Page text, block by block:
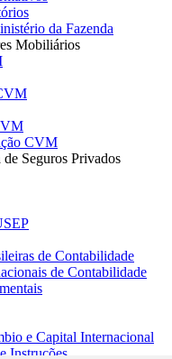
da Fazenda
Mobiliários
CVM
Seguros Privados
de Contabilidade
de Contabilidade
e Capital Internacional
Instruções